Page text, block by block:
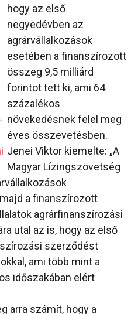
hogy az első
negyedévben az
agrárvállalkozások
esetében a finanszírozott
összeg 9,5 milliárd
forintot tett ki, ami 64
százalékos
növekedésnek felel meg
éves összevetésben.
Jenei Viktor kiemelte: „A
Magyar Lízingszövetség
a finanszírozott
agrárfinanszírozási
utal az is, hogy az első
szerződést
ami több mint a
időszakában elért
arra számít, hogy a